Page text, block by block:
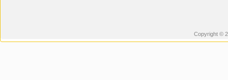
Copyright ©